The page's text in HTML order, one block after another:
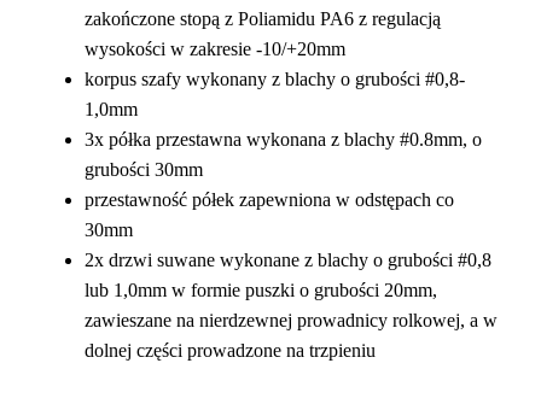
zakończone stopą z Poliamidu PA6 z regulacją
wysokości w zakresie -10/+20mm
korpus szafy wykonany z blachy o grubości #0,8-
1,0mm
3x półka przestawna wykonana z blachy #0.8mm, o
grubości 30mm
przestawność półek zapewniona w odstępach co
30mm
2x drzwi suwane wykonane z blachy o grubości #0,8
lub 1,0mm w formie puszki o grubości 20mm,
zawieszane na nierdzewnej prowadnicy rolkowej, a w
dolnej części prowadzone na trzpieniu